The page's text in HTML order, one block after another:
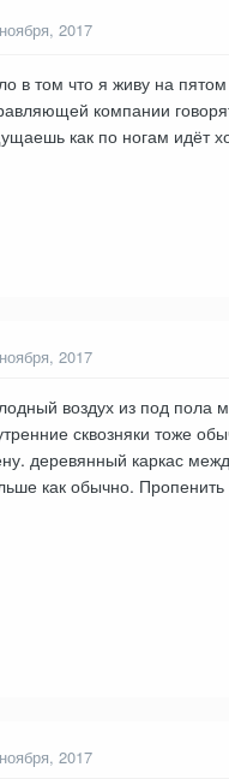
2017
в том что я живу на
компании
как по ногам идёт
2017
воздух из под пола
сквозняки тоже
деревянный каркас
как обычно.
2017